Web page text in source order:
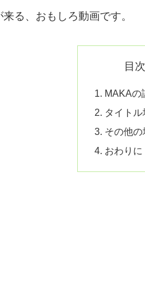
る、おもしろ動画です。
目次
MAKAの
タイトル
その他の
おわりに